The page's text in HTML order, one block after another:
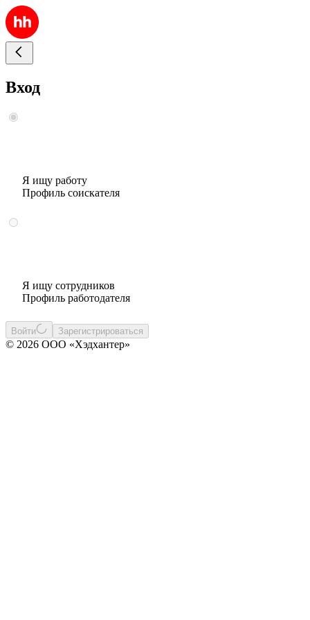
Вход
Я ищу работу
Профиль соискателя
Я ищу сотрудников
Профиль работодателя
Войти Зарегистрироваться
© 2026 ООО «Хэдхантер»